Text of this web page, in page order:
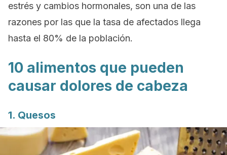
estrés y cambios hormonales, son una de las
razones por las que la tasa de afectados llega
hasta el 80% de la población.
10 alimentos que pueden
causar dolores de cabeza
1. Quesos